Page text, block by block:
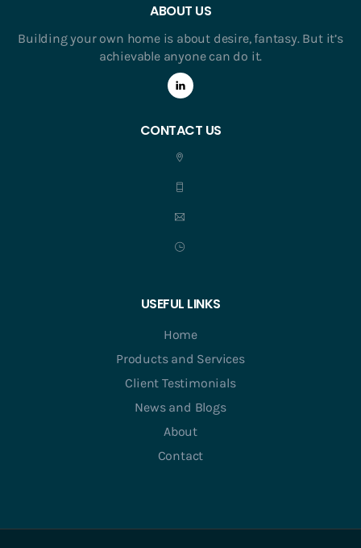
ABOUT US
Building your own home is about desire, fantasy. But it’s
achievable anyone can do it.
CONTACT US
USEFUL LINKS
Home
Products and Services
Client Testimonials
News and Blogs
About
Contact